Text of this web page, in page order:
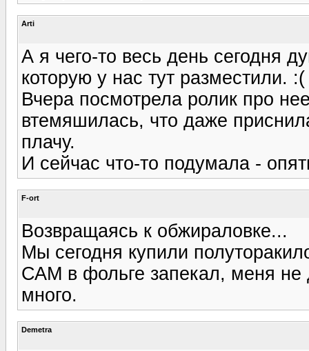
Arti
А я чего-то весь день сегодня
которую у нас тут разместили. :(
Вчера посмотрела ролик про
втемяшилась, что даже
плачу.
И сейчас что-то подумала -
F-ort
Возвращаясь к обжираловке...
Мы сегодня купили
САМ в фольге запекал, меня не
много.
Demetra